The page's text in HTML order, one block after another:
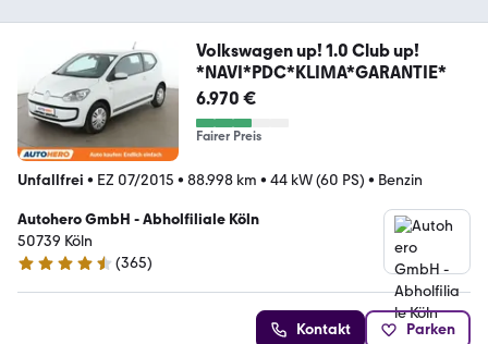
Volkswagen up! 1.0 Club up!
*NAVI*PDC*KLIMA*GARANTIE*
6.970 €
Fairer Preis
Unfallfrei • EZ 07/2015 • 88.998 km • 44 kW (60 PS) • Benzin
Autohero GmbH - Abholfiliale Köln
50739 Köln
4.6 Sterne
(365)
Kontakt Parken